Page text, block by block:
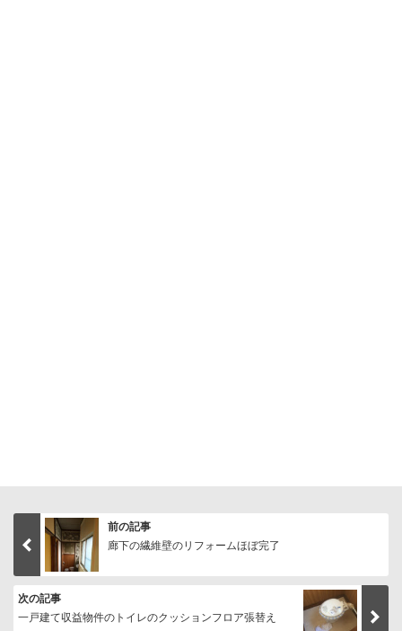
前の記事
廊下の繊維壁のリフォームほぼ完了
次の記事
一戸建て収益物件のトイレのクッションフロア張替え